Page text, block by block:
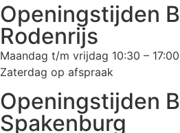
Openingstijden
Rodenrijs
Maandag t/m vrijdag 10:30 – 17:00
Zaterdag op afspraak
Openingstijden
Spakenburg